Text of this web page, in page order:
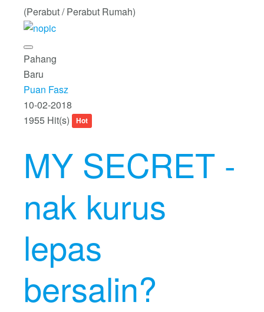
(Perabut / Perabut Rumah)
Pahang
Baru
Puan Fasz
10-02-2018
1955 Hit(s)
Hot
MY SECRET -
nak kurus
lepas
bersalin?